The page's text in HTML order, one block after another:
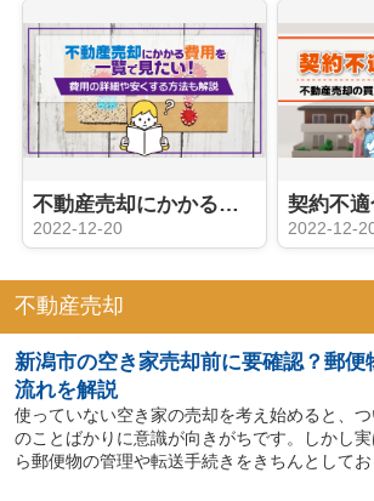
不動産売却にかかる費用を一覧で見たい！費用の詳細や安くする方法も解説
2022-12-20 2022-12-
不動産売却
新潟市の空き家売却前に要確認？郵便
流れを解説
使っていない空き家の売却を考え始めると、
のことばかりに意識が向きがちです。しかし
ら郵便物の管理や転送手続きをきちんとしてお